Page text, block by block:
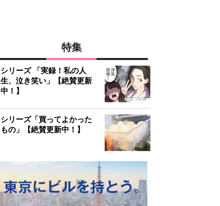
特集
シリーズ 「実録！私の人
生、泣き笑い」【絶賛更新
中！】
シリーズ「買ってよかった
もの」【絶賛更新中！】